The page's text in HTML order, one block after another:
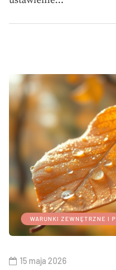
WARUNKI ZEWNĘTRZNE I
15 maja 2026